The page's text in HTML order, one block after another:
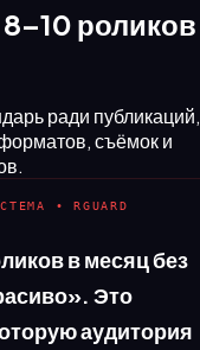
роликов
ради публикаций,
съёмок и
• RGUARD
в месяц без
Это
аудитория